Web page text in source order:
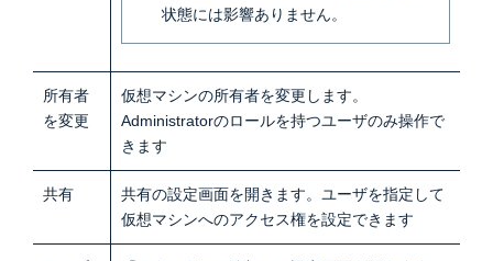
状態には影響ありません。
所有者
を変更
仮想マシンの所有者を変更します。
Administratorのロールを持つユーザのみ操作で
きます
共有
共有の設定画面を開きます。ユーザを指定して
仮想マシンへのアクセス権を設定できます